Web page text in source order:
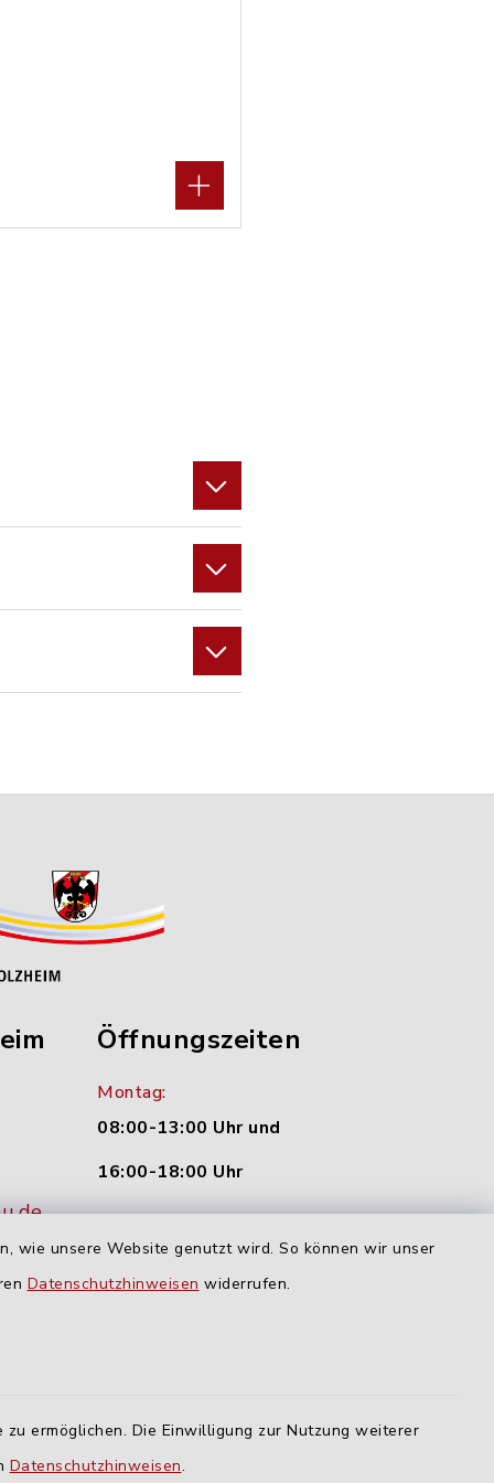
wie unsere Website genutzt wird. So können wir unser
Datenschutzhinweisen widerrufen.
ermöglichen. Die Einwilligung zur Nutzung weiterer
Datenschutzhinweisen.
Öffnungszeiten
Montag:
08:00-13:00 Uhr und
16:00-18:00 Uhr
09:00-12:00 Uhr
geschlossen